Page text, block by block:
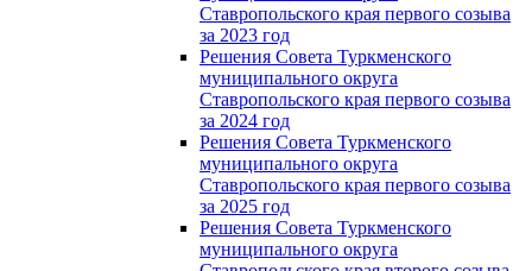
Ставропольского края первого созыва
за 2023 год
Решения Совета Туркменского
муниципального округа
Ставропольского края первого созыва
за 2024 год
Решения Совета Туркменского
муниципального округа
Ставропольского края первого созыва
за 2025 год
Решения Совета Туркменского
муниципального округа